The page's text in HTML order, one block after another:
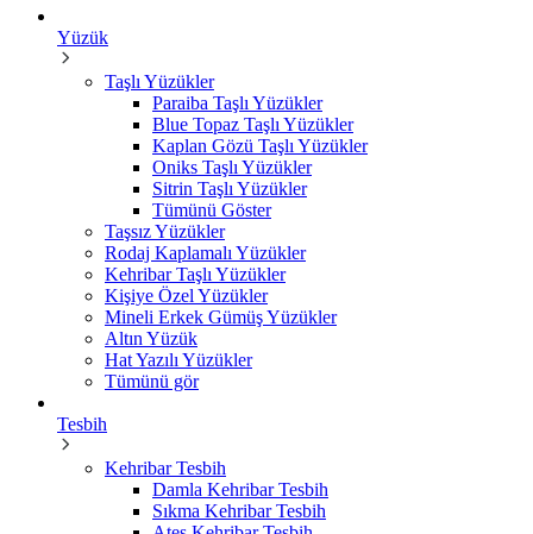
Yüzük
Taşlı Yüzükler
Paraiba Taşlı Yüzükler
Blue Topaz Taşlı Yüzükler
Kaplan Gözü Taşlı Yüzükler
Oniks Taşlı Yüzükler
Sitrin Taşlı Yüzükler
Tümünü Göster
Taşsız Yüzükler
Rodaj Kaplamalı Yüzükler
Kehribar Taşlı Yüzükler
Kişiye Özel Yüzükler
Mineli Erkek Gümüş Yüzükler
Altın Yüzük
Hat Yazılı Yüzükler
Tümünü gör
Tesbih
Kehribar Tesbih
Damla Kehribar Tesbih
Sıkma Kehribar Tesbih